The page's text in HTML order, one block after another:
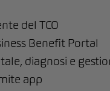
del TCO
Benefit Portal
diagnosi e
app